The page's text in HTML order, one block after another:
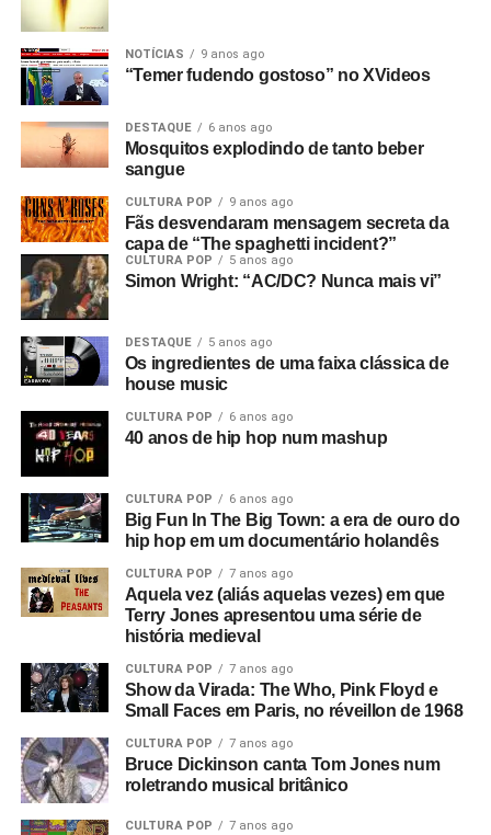
NOTÍCIAS 9 anos ago
“Temer fudendo gostoso” no XVideos
DESTAQUE 6 anos ago
Mosquitos explodindo de tanto beber
sangue
CULTURA POP 9 anos ago
Fãs desvendaram mensagem secreta da
capa de “The spaghetti incident?”
CULTURA POP 5 anos ago
Simon Wright: “AC/DC? Nunca mais vi”
DESTAQUE 5 anos ago
Os ingredientes de uma faixa clássica de
house music
CULTURA POP 6 anos ago
40 anos de hip hop num mashup
CULTURA POP 6 anos ago
Big Fun In The Big Town: a era de ouro do
hip hop em um documentário holandês
CULTURA POP 7 anos ago
Aquela vez (aliás aquelas vezes) em que
Terry Jones apresentou uma série de
história medieval
CULTURA POP 7 anos ago
Show da Virada: The Who, Pink Floyd e
Small Faces em Paris, no réveillon de 1968
CULTURA POP 7 anos ago
Bruce Dickinson canta Tom Jones num
roletrando musical britânico
CULTURA POP 7 anos ago